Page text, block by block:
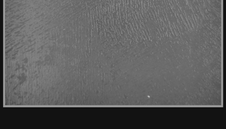
HPL OSTUNI 1466